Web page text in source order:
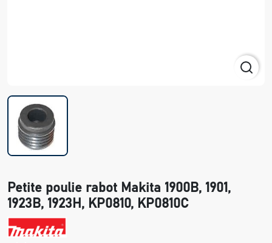
Petite poulie rabot Makita 1900B, 1901,
1923B, 1923H, KP0810, KP0810C